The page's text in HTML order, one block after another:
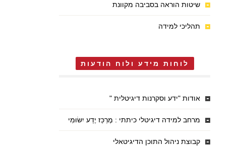
שיטות הוראה בסביבה מקוונת
תהליכי למידה
לוחות מידע ולוח הודעות
אודות "ידע וסקרנות דיגיטלית "
מרחב למידה דיגיטלי כיתתי : מֶרְכַּז יֶדַע יִשּׂוּמִי
קבוצת ניהול התוכן הדיגיטאלי